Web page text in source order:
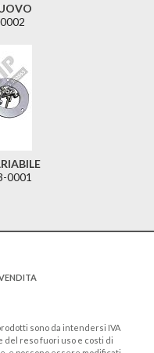
0001
sono da intendersi IVA
del reso fuori uso e costi di